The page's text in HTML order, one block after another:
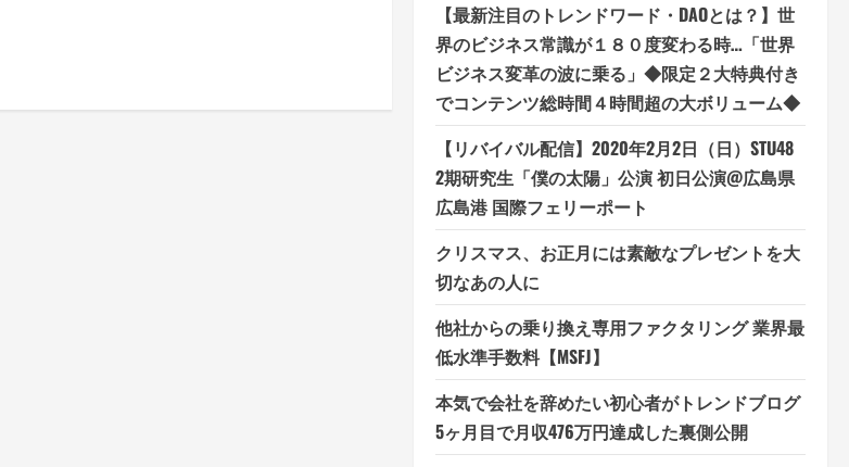
ー
【最新注目のトレンドワード・DAOとは？】世
界のビジネス常識が１８０度変わる時…「世界
ビジネス変革の波に乗る」◆限定２大特典付き
でコンテンツ総時間４時間超の大ボリューム◆
【リバイバル配信】2020年2月2日（日）STU48
2期研究生「僕の太陽」公演 初日公演@広島県
広島港 国際フェリーポート
クリスマス、お正月には素敵なプレゼントを大
切なあの人に
他社からの乗り換え専用ファクタリング 業界最
低水準手数料【MSFJ】
本気で会社を辞めたい初心者がトレンドブログ
5ヶ月目で月収476万円達成した裏側公開